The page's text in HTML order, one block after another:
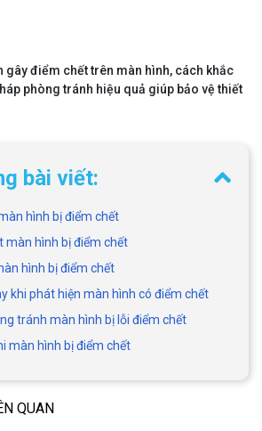
gây điểm chết trên màn hình, cách khắc
phòng tránh hiệu quả giúp bảo vệ thiết
bài viết:
hình bị điểm chết
màn hình bị điểm chết
hình bị điểm chết
khi phát hiện màn hình có điểm chết
tránh màn hình bị lỗi điểm chết
màn hình bị điểm chết
QUAN